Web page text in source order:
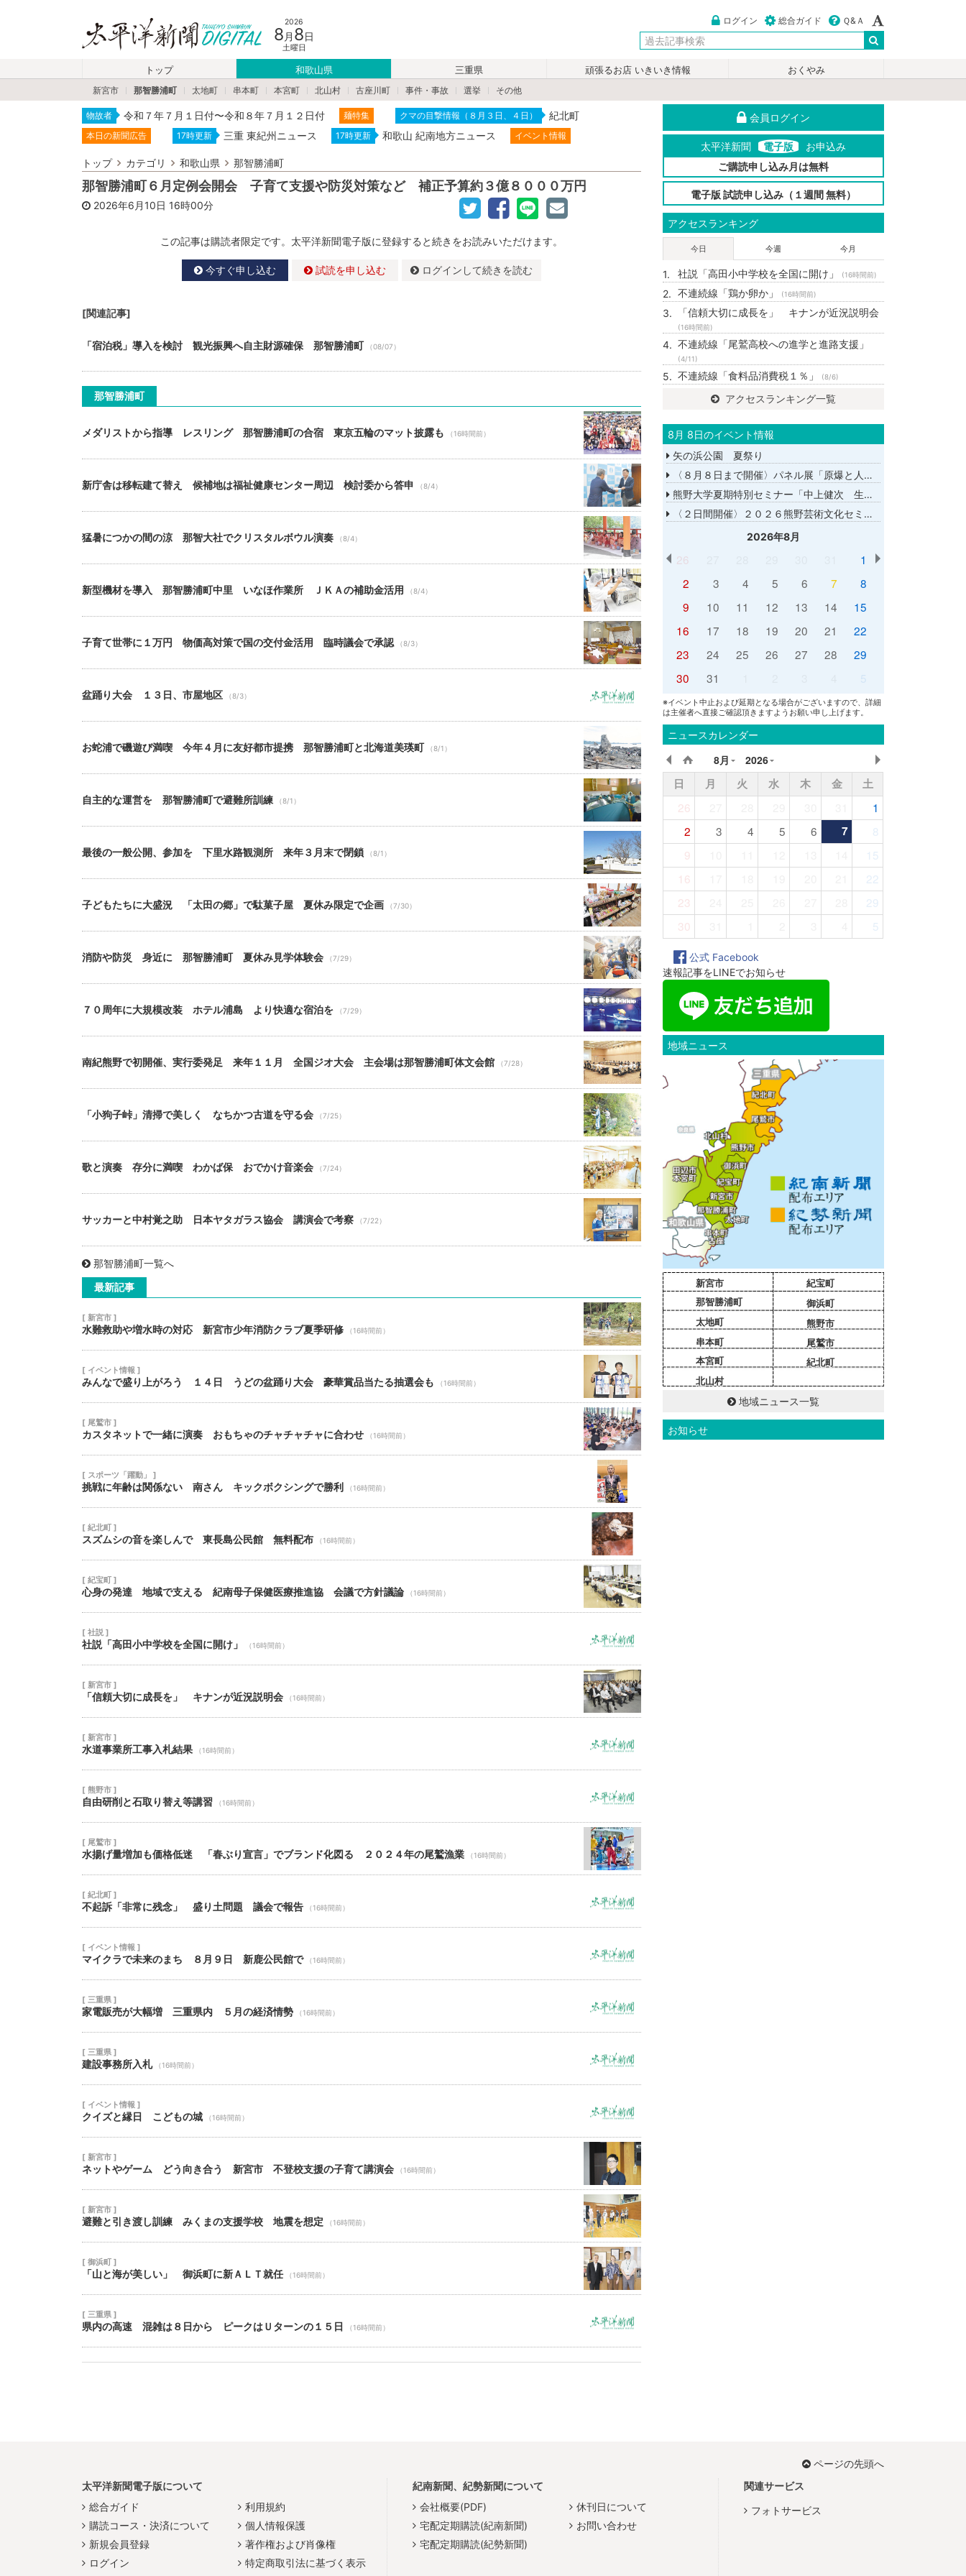
2026
8 月 8日
土曜日
ログイン 総合ガイド Ｑ&Ａ
トップ 和歌山県 三重県 頑張るお店 いきいき情報
おくやみ
新宮市
那智勝浦町 太地町 串本町 本宮町 北山村 古座川町 事件・事故 選挙 その他
物故者 令和７年７月１日付〜令和８年７月１２日付 麺特集 クマの目撃情報（８月３日、４日） 紀北町
本日の新聞広告 17時更新 三重 東紀州ニュース 17時更新 和歌山 紀南地方ニュース イベント情報
トップ カテゴリ 和歌山県 那智勝浦町
那智勝浦町６月定例会開会 子育て支援や防災対策など 補正予算約３億８０００万円
2026年6月10日 16時00分
この記事は購読者限定です。太平洋新聞電子版に登録すると続きをお読みいただけます。
今すぐ申し込む 試読を申し込む ログインして続きを読む
[関連記事]
「宿泊税」導入を検討 観光振興へ自主財源確保 那智勝浦町 （08/07）
那智勝浦町
メダリストから指導 レスリング 那智勝浦町の合宿 東京五輪のマット披露も （16時間前）
新庁舎は移転建て替え 候補地は福祉健康センター周辺 検討委から答申 （8/4）
猛暑につかの間の涼 那智大社でクリスタルボウル演奏 （8/4）
新型機材を導入 那智勝浦町中里 いなほ作業所 ＪＫＡの補助金活用 （8/4）
子育て世帯に１万円 物価高対策で国の交付金活用 臨時議会で承認 （8/3）
盆踊り大会 １３日、市屋地区 （8/3）
お蛇浦で磯遊び満喫 今年４月に友好都市提携 那智勝浦町と北海道美瑛町 （8/1）
自主的な運営を 那智勝浦町で避難所訓練 （8/1）
最後の一般公開、参加を 下里水路観測所 来年３月末で閉鎖 （8/1）
子どもたちに大盛況 「太田の郷」で駄菓子屋 夏休み限定で企画 （7/30）
消防や防災 身近に 那智勝浦町 夏休み見学体験会 （7/29）
７０周年に大規模改装 ホテル浦島 より快適な宿泊を （7/29）
南紀熊野で初開催、実行委発足 来年１１月 全国ジオ大会 主会場は那智勝浦町体文会館 （7/28）
「小狗子峠」清掃で美しく なちかつ古道を守る会 （7/25）
歌と演奏 存分に満喫 わかば保 おでかけ音楽会 （7/24）
サッカーと中村覚之助 日本ヤタガラス協会 講演会で考察 （7/22）
那智勝浦町一覧へ
最新記事
[ 新宮市 ]
水難救助や増水時の対応 新宮市少年消防クラブ夏季研修 （16時間前）
[ イベント情報 ]
みんなで盛り上がろう １４日 うどの盆踊り大会 豪華賞品当たる抽選会も （16時間前）
[ 尾鷲市 ]
カスタネットで一緒に演奏 おもちゃのチャチャチャに合わせ （16時間前）
[ スポーツ「躍動」 ]
挑戦に年齢は関係ない 南さん キックボクシングで勝利 （16時間前）
[ 紀北町 ]
スズムシの音を楽しんで 東長島公民館 無料配布 （16時間前）
[ 紀宝町 ]
心身の発達 地域で支える 紀南母子保健医療推進協 会議で方針議論 （16時間前）
[ 社説 ]
社説「高田小中学校を全国に開け」 （16時間前）
[ 新宮市 ]
「信頼大切に成長を」 キナンが近況説明会 （16時間前）
[ 新宮市 ]
水道事業所工事入札結果 （16時間前）
[ 熊野市 ]
自由研削と石取り替え等講習 （16時間前）
[ 尾鷲市 ]
水揚げ量増加も価格低迷 「春ぶり宣言」でブランド化図る ２０２４年の尾鷲漁業 （16時間前）
[ 紀北町 ]
不起訴「非常に残念」 盛り土問題 議会で報告 （16時間前）
[ イベント情報 ]
マイクラで未来のまち ８月９日 新鹿公民館で （16時間前）
[ 三重県 ]
家電販売が大幅増 三重県内 ５月の経済情勢 （16時間前）
[ 三重県 ]
建設事務所入札 （16時間前）
[ イベント情報 ]
クイズと縁日 こどもの城 （16時間前）
[ 新宮市 ]
ネットやゲーム どう向き合う 新宮市 不登校支援の子育て講演会 （16時間前）
[ 新宮市 ]
避難と引き渡し訓練 みくまの支援学校 地震を想定 （16時間前）
[ 御浜町 ]
「山と海が美しい」 御浜町に新ＡＬＴ就任 （16時間前）
[ 三重県 ]
県内の高速 混雑は８日から ピークはＵターンの１５日 （16時間前）
会員ログイン
太平洋新聞 電子版
お申込み
ご購読申し込み月は無料
電子版 試読申し込み（１週間 無料）
アクセスランキング
今日 今週 今月
社説「高田小中学校を全国に開け」 (16時間前)
不連続線「鶏か卵か」 (16時間前)
「信頼大切に成長を」 キナンが近況説明会
(16時間前)
不連続線「尾鷲高校への進学と進路支援」
(4/11)
不連続線「食料品消費税１％」 (8/6)
アクセスランキング一覧
8月 8日のイベント情報
矢の浜公園 夏祭り
〈８月８日まで開催〉パネル展「原爆と人間展」
熊野大学夏期特別セミナー「中上健次 生誕８０年－時代へのまなざし－」
〈２日間開催〉２０２６熊野芸術文化セミナー
2026年8月
26
1
2
3 4 5 6 7
8
9
10 11 12 13 14
15
16
17 18 19 20 21
22
23
24 25 26 27 28
29
30
31 5
※イベント中止および延期となる場合がございますので、詳細
は主催者へ直接ご確認頂きますようお願い申し上げます。
ニュースカレンダー
8月 2026
日 月 火 水 木 金
土
26
1
2
3 4 5 6 7
8
9
15
16
22
23
29
30
5
公式 Facebook
速報記事をLINEでお知らせ
地域ニュース
新宮市
那智勝浦町
太地町
串本町
本宮町
北山村
紀宝町
御浜町
熊野市
尾鷲市
紀北町
地域ニュース一覧
お知らせ
ページの先頭へ
太平洋新聞電子版について
総合ガイド
購読コース・決済について
新規会員登録
ログイン
利用規約
個人情報保護
著作権および肖像権
特定商取引法に基づく表示
紀南新聞、紀勢新聞について
会社概要(PDF)
宅配定期購読(紀南新聞)
宅配定期購読(紀勢新聞)
休刊日について
お問い合わせ
関連サービス
フォトサービス